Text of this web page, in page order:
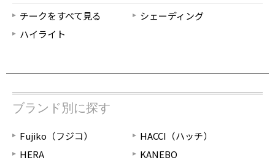
チークをすべて見る
シェーディング
ハイライト
ブランド別に探す
Fujiko（フジコ）
HACCI（ハッチ）
HERA
KANEBO